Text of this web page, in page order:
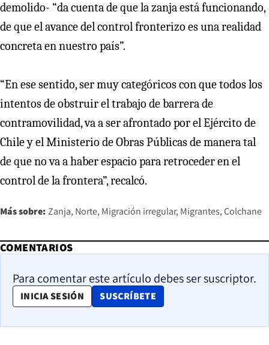
demolido- “da cuenta de que la zanja está funcionando,
de que el avance del control fronterizo es una realidad
concreta en nuestro país”.
“En ese sentido, ser muy categóricos con que todos los
intentos de obstruir el trabajo de barrera de
contramovilidad, va a ser afrontado por el Ejército de
Chile y el Ministerio de Obras Públicas de manera tal
de que no va a haber espacio para retroceder en el
control de la frontera”, recalcó.
Más sobre: Zanja Norte Migración irregular Migrantes Colchane
COMENTARIOS
Para comentar este artículo debes ser suscriptor.
INICIA SESIÓN SUSCRÍBETE
OPENS IN NEW WINDOW